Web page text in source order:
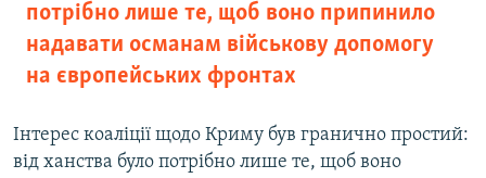
потрібно лише те, щоб воно припинило
надавати османам військову допомогу
на європейських фронтах
Інтерес коаліції щодо Криму був гранично простий:
від ханства було потрібно лише те, щоб воно